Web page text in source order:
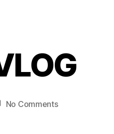
No Commentson